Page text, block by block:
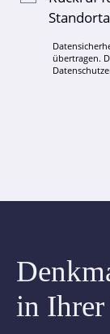
übertragen.
in Ihrer